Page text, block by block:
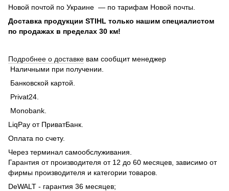
Новой почтой по Украине — по тарифам Новой почты.
Доставка продукции STIHL только нашим специалистом
по продажах в пределах 30 км!
Подробнее о доставке вам сообщит менеджер
Наличными при получении.
Банковской картой.
Privat24.
Monobank.
LiqPay от ПриватБанк.
Оплата по счету.
Через терминал самообслуживания.
Гарантия от производителя от 12 до 60 месяцев, зависимо от
фирмы производителя и категории товаров.
DeWALT - гарантия 36 месяцев;